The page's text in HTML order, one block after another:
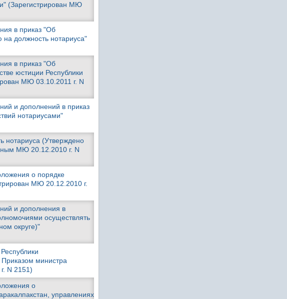
(Зарегистрирован МЮ
в приказ "Об
должность нотариуса"
в приказ "Об
юстиции Республики
МЮ 03.10.2011 г. N
и дополнений в приказ
нотариусами"
нотариуса (Утверждено
МЮ 20.12.2010 г. N
о порядке
МЮ 20.12.2010 г.
и дополнения в
осуществлять
округе)"
Приказом министра
N 2151)
о
управлениях